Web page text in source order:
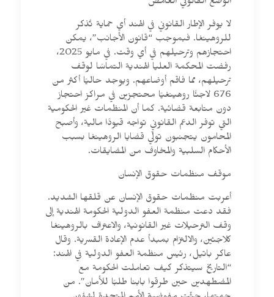
الوضع القانوني الغامض
لا يوفر الإطار القانوني في الهند أي حماية تُذكر
للروهينغا. فبموجب “قانون الأجانب”، يمكن
احتجازهم وترحيلهم في أي وقت. في مايو 2025،
رفضت المحكمة العليا الهندية التماسًا لوقف
ترحيلهم، مما فاقم أوضاعهم. ويوجد حاليًا أكثر من
676 لاجئًا روهينغيًا محتجزين في مراكز احتجاز
دون متابعة قضائية. كما أن المنظمات غير الحكومية
التي توفر الدعم القانوني تواجه قيودًا مالية، وأصبح
المحامون يتجنبون تولّي قضايا الروهينغا بسبب
الأحكام السلبية والمخاوف من المضايقات.
موقف منظمات حقوق الإنسان
أعربت منظمات حقوق الإنسان عن قلقها الشديد.
فقد دعت منظمة العفو الدولية الحكومة الهندية إلى
وقف الترحيلات غير القانونية، والاعتراف بالروهينغا
كلاجئين، والالتزام بمبدأ عدم الإعادة القسرية. وقال
عاكر باتيل، رئيس منظمة العفو الدولية في الهند:
“التاريخ سيتذكر كيف تعاملت الحكومة مع
المضطهدين حين طرقوا بابنا طلبًا للأمان”. من